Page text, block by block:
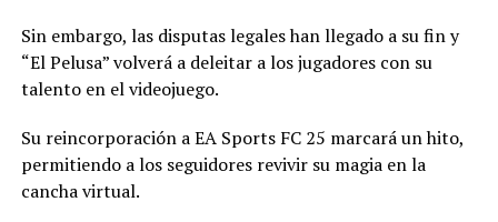
Sin embargo, las disputas legales han llegado a su fin y
“El Pelusa” volverá a deleitar a los jugadores con su
talento en el videojuego.
Su reincorporación a EA Sports FC 25 marcará un hito,
permitiendo a los seguidores revivir su magia en la
cancha virtual.